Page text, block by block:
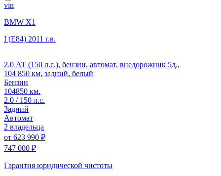
vin
BMW X1
I (E84) 2011 г.в.
2.0 АТ (150 л.с.), бензин, автомат, внедорожник 5д.,
104 850 км, задний, белый
Бензин
104850 км.
2.0 / 150 л.с.
Задний
Автомат
2 владельца
от 623 990 ₽
747 000 ₽
Гарантия юридической чистоты